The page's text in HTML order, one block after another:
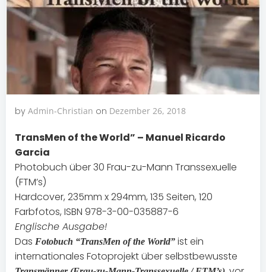
by Admin-Christian on Dezember 26, 2018
TransMen of the World” – Manuel Ricardo
Garcia
Photobuch über 30 Frau-zu-Mann Transsexuelle
(FTM’s)
Hardcover, 235mm x 294mm, 135 Seiten, 120
Farbfotos, ISBN 978-3-00-035887-6
Englische Ausgabe!
Das Fotobuch “TransMen of the World” ist ein
internationales Fotoprojekt über selbstbewusste